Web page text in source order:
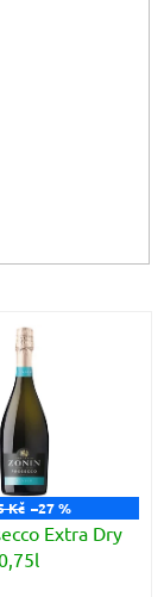
Kč –27 %
Extra Dry